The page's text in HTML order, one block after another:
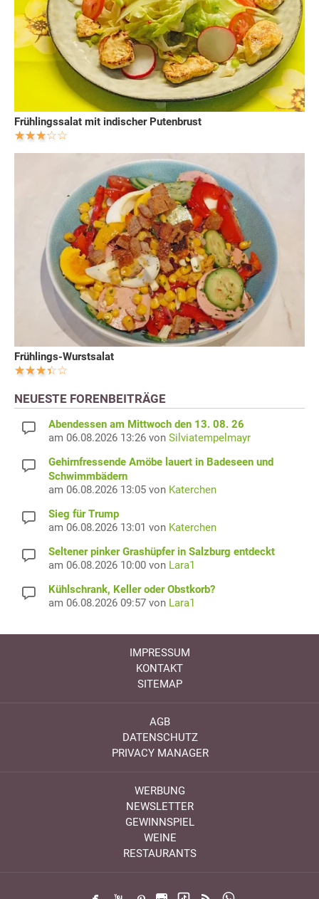
Frühlingssalat mit indischer Putenbrust
Frühlings-Wurstsalat
NEUESTE FORENBEITRÄGE
Abendessen am Mittwoch den 13. 08. 26
am 06.08.2026 13:26 von Silviatempelmayr
Gehirnfressende Amöbe lauert in Badeseen und
Schwimmbädern
am 06.08.2026 13:05 von Katerchen
Sieg für Trump
am 06.08.2026 13:01 von Katerchen
Seltener pinker Grashüpfer in Salzburg entdeckt
am 06.08.2026 10:00 von Lara1
Kühlschrank, Keller oder Obstkorb?
am 06.08.2026 09:57 von Lara1
IMPRESSUM
KONTAKT
SITEMAP
AGB
DATENSCHUTZ
PRIVACY MANAGER
WERBUNG
NEWSLETTER
GEWINNSPIEL
WEINE
RESTAURANTS